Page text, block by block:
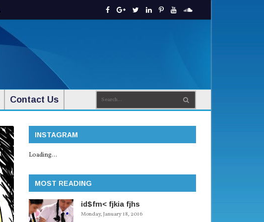
Contact Us
INSTAGRAM
Loading...
MOST READING
id$fm< fjkia fjhs
Monday, January 18, 2016